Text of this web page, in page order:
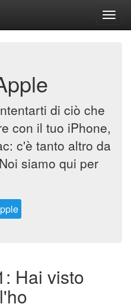
di ciò che
con il tuo iPhone,
c'è tanto altro da
siamo qui per
Hai visto